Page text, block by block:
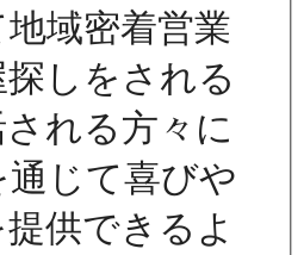
域密着営業
しをされる
れる方々に
じて喜びや
供できるよ